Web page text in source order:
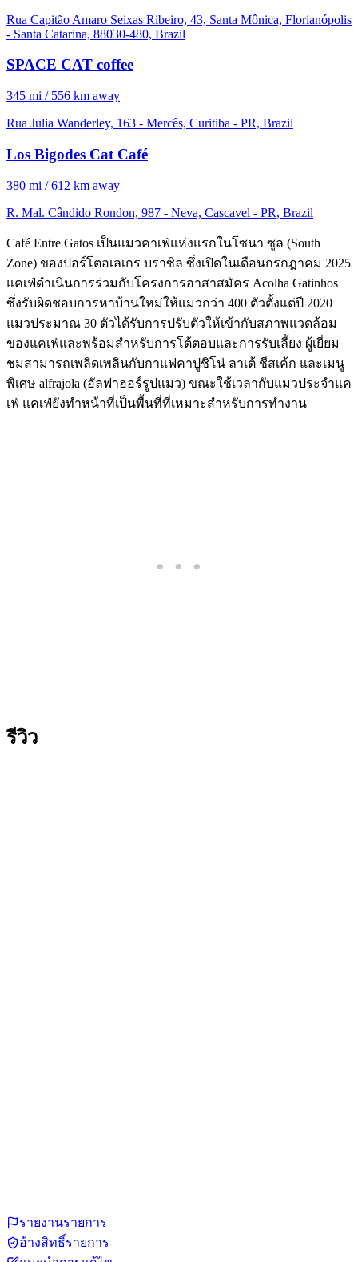
Rua Capitão Amaro Seixas Ribeiro, 43, Santa Mônica, Florianópolis
- Santa Catarina, 88030-480, Brazil
SPACE CAT coffee
345 mi / 556 km away
Rua Julia Wanderley, 163 - Mercês, Curitiba - PR, Brazil
Los Bigodes Cat Café
380 mi / 612 km away
R. Mal. Cândido Rondon, 987 - Neva, Cascavel - PR, Brazil
Café Entre Gatos เป็นแมวคาเฟ่แห่งแรกในโซนา ซูล (South
Zone) ของปอร์โตอเลเกร บราซิล ซึ่งเปิดในเดือนกรกฎาคม 2025
แคเฟ่ดำเนินการร่วมกับโครงการอาสาสมัคร Acolha Gatinhos
ซึ่งรับผิดชอบการหาบ้านใหม่ให้แมวกว่า 400 ตัวตั้งแต่ปี 2020
แมวประมาณ 30 ตัวได้รับการปรับตัวให้เข้ากับสภาพแวดล้อม
ของแคเฟ่และพร้อมสำหรับการโต้ตอบและการรับเลี้ยง ผู้เยี่ยม
ชมสามารถเพลิดเพลินกับกาแฟคาปูชิโน่ ลาเต้ ชีสเค้ก และเมนู
พิเศษ alfrajola (อัลฟาฮอร์รูปแมว) ขณะใช้เวลากับแมวประจำแค
เฟ่ แคเฟ่ยังทำหน้าที่เป็นพื้นที่ที่เหมาะสำหรับการทำงาน
รีวิว
รายงานรายการ
อ้างสิทธิ์รายการ